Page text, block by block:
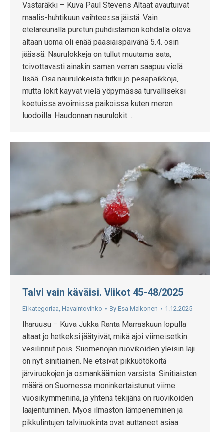
Västäräkki – Kuva Paul Stevens Altaat avautuivat
maalis-huhtikuun vaihteessa jäistä. Vain
eteläreunalla puretun puhdistamon kohdalla oleva
altaan uoma oli enää pääsiäispäivänä 5.4. osin
jäässä. Naurulokkeja on tullut muutama sata,
toivottavasti ainakin saman verran saapuu vielä
lisää. Osa naurulokeista tutkii jo pesäpaikkoja,
mutta lokit käyvät vielä yöpymässä turvalliseksi
koetuissa avoimissa paikoissa kuten meren
luodoilla. Haudonnan naurulokit…
Talvi vain käväisi. Viikot 45-48/2025
Ei kategoriaa, Havaintovihko By Esa Malkonen 1.12.2025
Iharuusu – Kuva Jukka Ranta Marraskuun lopulla
altaat jo hetkeksi jäätyivät, mikä ajoi viimeisetkin
vesilinnut pois. Suomenojan ruovikoiden yleisin laji
on nyt sinitiainen. Ne etsivät pikkuötököitä
järviruokojen ja osmankäämien varsista. Sinitiaisten
määrä on Suomessa moninkertaistunut viime
vuosikymmeninä, ja yhtenä tekijänä on ruovikoiden
laajentuminen. Myös ilmaston lämpeneminen ja
pikkulintujen talviruokinta ovat auttaneet asiaa.